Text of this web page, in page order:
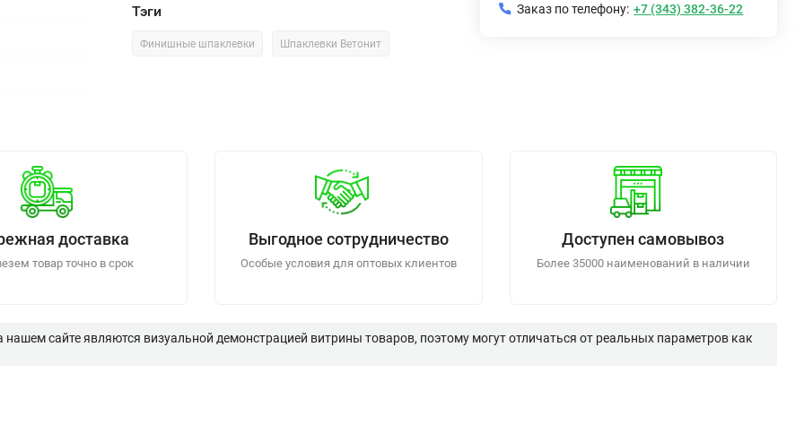
Тэги
Финишные шпаклевки Шпаклевки Ветонит
Заказ по телефону: +7 (343) 382-36-22
доставка
товар точно в срок
Выгодное сотрудничество
Особые условия для оптовых клиентов
Доступен самовывоз
Более 35000 наименований в наличии
сайте являются визуальной демонстрацией витрины товаров, поэтому могут отличаться от реальных параметров как